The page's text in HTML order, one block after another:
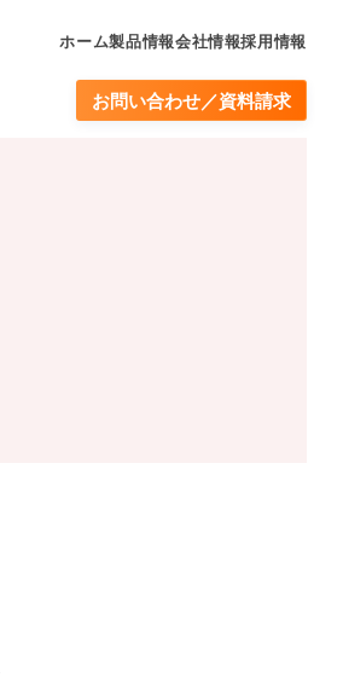
ホーム製品情報会社情報採用情報
お問い合わせ／資料請求